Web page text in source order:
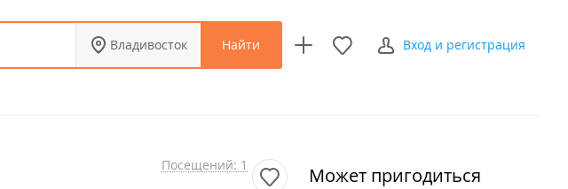
Владивосток Найти Вход и регистрация
Посещений: 1 Может пригодиться